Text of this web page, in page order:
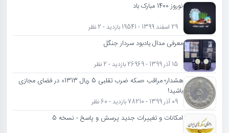
نوروز 1400 مبارک باد
29 اسفند 1399 - 19541 بازدید - 2 نظر
معرفی مدال یادبود سردار جنگل
15 آذر 1399 - 26969 بازدید - 2 نظر
هشدار؛ مراقب «سکه ضرب تقلبی 5 ریال 1313» در فضای مجازی
باشید!
09 آذر 1399 - 78210 بازدید - 60 نظر
امکانات و تغییرات جدید پرسش و پاسخ - نسخه 5